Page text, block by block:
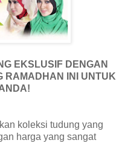
EKSLUSIF DENGAN
RAMADHAN INI UNTUK
koleksi tudung yang
harga yang sangat